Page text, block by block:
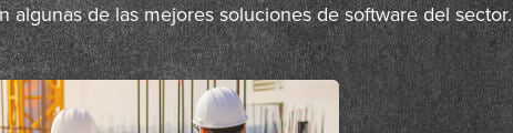
algunas de las mejores soluciones de software del sector.